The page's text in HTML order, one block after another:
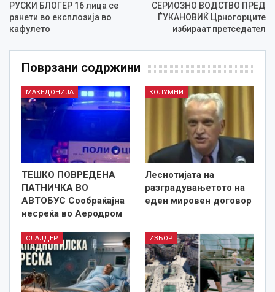
РУСКИ БЛОГЕР 16 лица се
ранети во експлозија во
кафулето
СЕРИОЗНО ВОДСТВО ПРЕД
ЃУКАНОВИЌ Црногорците
избираат претседател
Поврзани содржини
МАКЕДОНИЈА
ТЕШКО ПОВРЕДЕНА
ПАТНИЧКА ВО
АВТОБУС Сообраќајна
несреќа во Аеродром
КОЛУМНИ
Леснотијата на
разградувањетото на
еден мировен договор
СЛАЈДЕР ИЗБОР